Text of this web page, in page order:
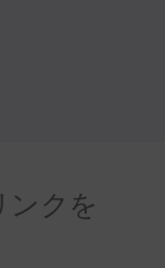
ンクを